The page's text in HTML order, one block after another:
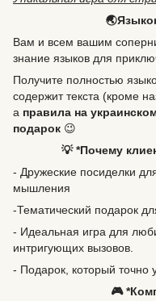
Вам и всем вашим
знание языков для
Получите полностью
содержит текста (кроме
а правила на
подарок 😉
💡 *Почему
- Дружеские посиделки
мышления
-Тематический подарок
- Идеальная игра для
интригующих вызовов.
- Подарок, который точно
🎮